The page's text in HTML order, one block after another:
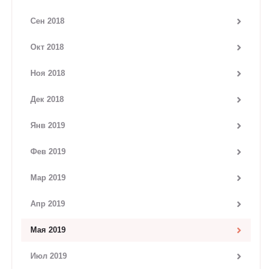
Сен 2018
Окт 2018
Ноя 2018
Дек 2018
Янв 2019
Фев 2019
Мар 2019
Апр 2019
Мая 2019
Июл 2019